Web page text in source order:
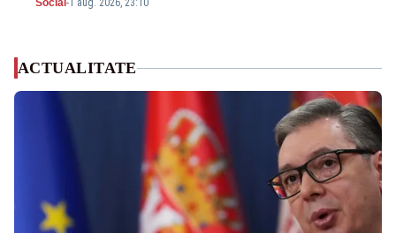
Social -1 aug. 2026, 23:10
ACTUALITATE